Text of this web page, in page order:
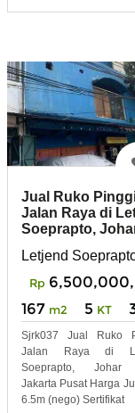
Kartini, Jakarta
Jual Ruko
Jalan Raya di
Soeprapto,
Letjend
Rp
167 m2 5 KT
Sjrk037 Jual Ruko
Jalan Raya di
Soeprapto, Johar
Jakarta Pusat Harga
6.5m (nego) Sertifikat